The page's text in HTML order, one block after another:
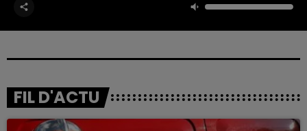
FIL D'ACTU